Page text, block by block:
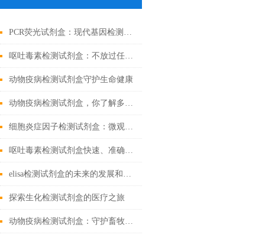
PCR荧光试剂盒：现代基因检测的得力助手
呕吐毒素检测试剂盒：不放过任何微量毒素隐患
动物疫病检测试剂盒守护生命健康
动物疫病检测试剂盒，你了解多少？
细胞炎症因子检测试剂盒：微观战场里的“情报解码器”
呕吐毒素检测试剂盒快速、准确检测粮食中的有害物质
elisa检测试剂盒的未来的发展和优点分享
探索生化检测试剂盒的医疗之旅
动物疫病检测试剂盒：守护畜牧业健康